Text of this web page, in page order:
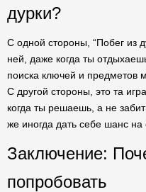
дурки?
С одной стороны, “Побег из
ней, даже когда ты
поиска ключей и предметов
С другой стороны, это та
когда ты решаешь, а не
же иногда дать себе шанс
Заключение:
попробовать